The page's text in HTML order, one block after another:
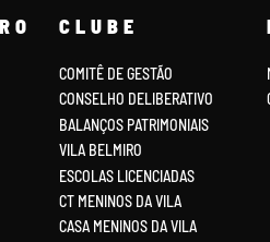
CLUBE
COMITÊ DE GESTÃO
CONSELHO DELIBERATIVO
BALANÇOS PATRIMONIAIS
VILA BELMIRO
ESCOLAS LICENCIADAS
CT MENINOS DA VILA
CASA MENINOS DA VILA